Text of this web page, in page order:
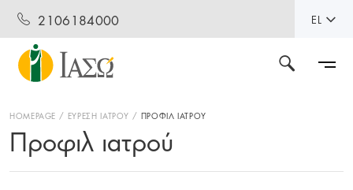
2106184000 EL
HOMEPAGE ΕΥΡΕΣΗ ΙΑΤΡΟΥ ΠΡΟΦΙΛ ΙΑΤΡΟΥ
Προφιλ ιατρού